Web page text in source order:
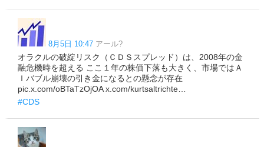
8月5日 10:47 アール?
オラクルの破綻リスク（ＣＤＳスプレッド）は、2008年の金
融危機時を超える ここ１年の株価下落も大きく、市場ではＡ
Ｉバブル崩壊の引き金になるとの懸念が存在
pic.x.com/oBTaTzOjOA x.com/kurtsaltrichte…
#CDS